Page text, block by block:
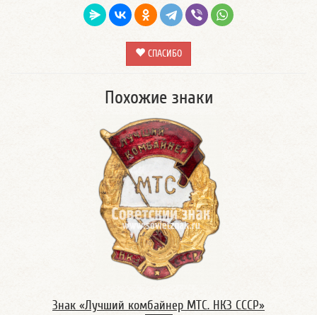
СПАСИБО
Похожие знаки
Знак «Лучший комбайнер МТС. НКЗ СССР»